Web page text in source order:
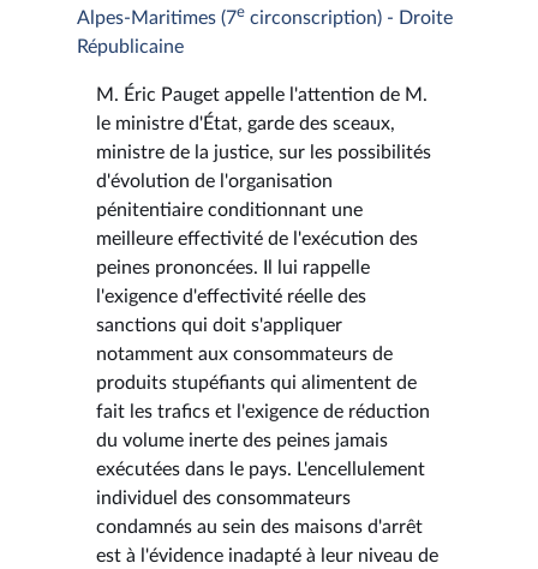
Alpes-Maritimes (7e circonscription) - Droite
Républicaine
M. Éric Pauget appelle l'attention de M.
le ministre d'État, garde des sceaux,
ministre de la justice, sur les possibilités
d'évolution de l'organisation
pénitentiaire conditionnant une
meilleure effectivité de l'exécution des
peines prononcées. Il lui rappelle
l'exigence d'effectivité réelle des
sanctions qui doit s'appliquer
notamment aux consommateurs de
produits stupéfiants qui alimentent de
fait les trafics et l'exigence de réduction
du volume inerte des peines jamais
exécutées dans le pays. L'encellulement
individuel des consommateurs
condamnés au sein des maisons d'arrêt
est à l'évidence inadapté à leur niveau de